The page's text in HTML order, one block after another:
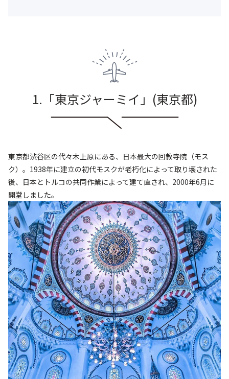
1.「東京ジャーミイ 」 (東京都)
東京都渋谷区の代々木上原にある、日本最大の回教寺院（モス
ク）。1938年に建立の初代モスクが老朽化によって取り壊された
後、日本とトルコの共同作業によって建て直され、2000年6月に
開堂しました。